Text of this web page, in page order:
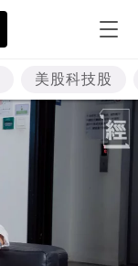
美股科技股